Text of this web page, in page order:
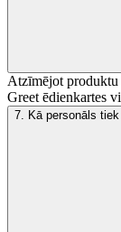
Atzīmējot produktu
Greet ēdienkartes
7 Kā personāls